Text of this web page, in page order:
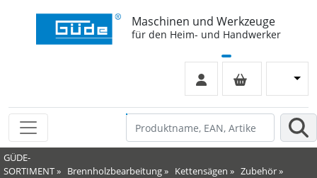
Maschinen und Werkzeuge
für den Heim- und Handwerker
GÜDE-
SORTIMENT» Brennholzbearbeitung» Kettensägen » Zubehör»